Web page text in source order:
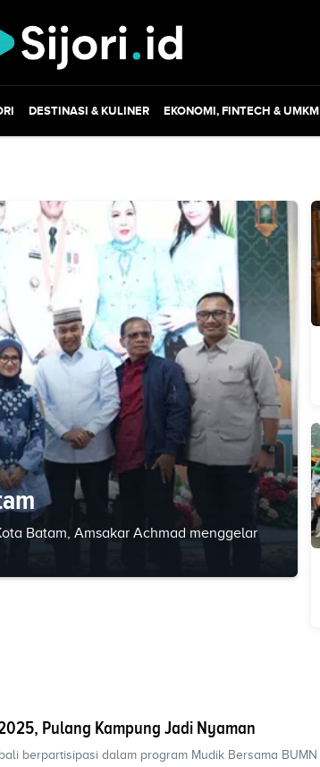
DESTINASI & KULINER EKONOMI, FINTECH & UMKM
Batam, Amsakar Achmad menggelar
Pulang Kampung Jadi Nyaman
berpartisipasi dalam program Mudik Bersama BUMN